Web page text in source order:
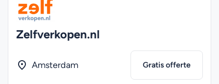
Zelfverkopen.nl
Amsterdam Gratis offerte